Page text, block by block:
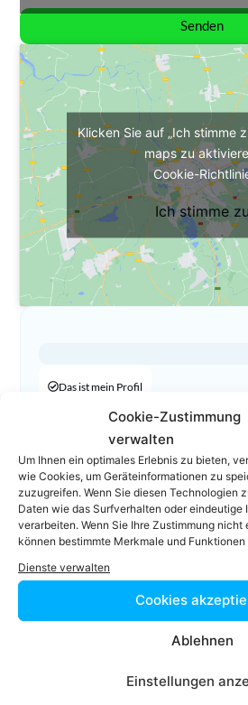
Cookie-Zustimmung
verwalten
Um Ihnen ein optimales Erlebnis zu bieten,
wie Cookies, um Geräteinformationen zu
zuzugreifen. Wenn Sie diesen Technologien
Daten wie das Surfverhalten oder eindeutige
verarbeiten. Wenn Sie Ihre Zustimmung
können bestimmte Merkmale und
Dienste verwalten
Cookies
Ablehnen
Einstellungen
Senden
Klicken Sie auf „Ich stimme
maps zu
Cookie-
Ich stimme zu
Das ist mein Profil
05522/72 9 98
05522/71 8 51
office@german-bertsch.at
Homepage